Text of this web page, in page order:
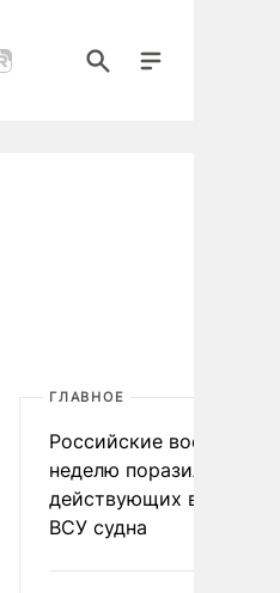
ГЛАВНОЕ
Российские военные за
неделю поразили 34
действующих в
ВСУ судна